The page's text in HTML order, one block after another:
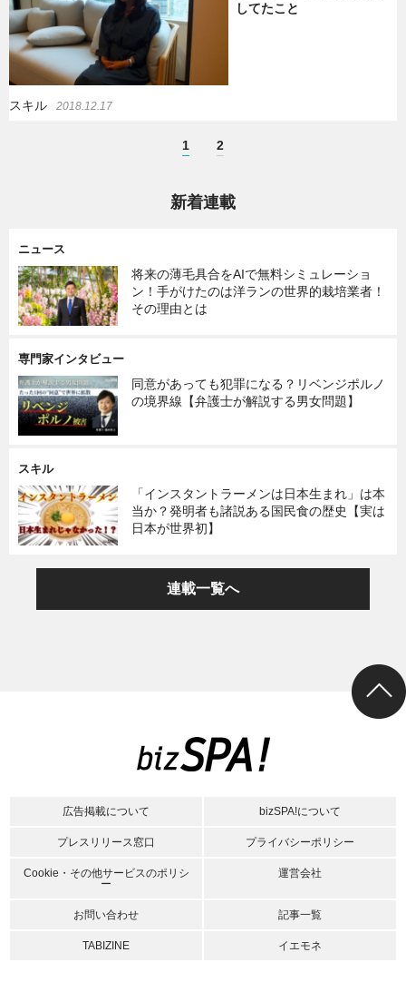
してたこと
スキル 2018.12.17
1 2
新着連載
ニュース
将来の薄毛具合をAIで無料シミュレーショ
ン！手がけたのは洋ランの世界的栽培業者！
その理由とは
専門家インタビュー
同意があっても犯罪になる？リベンジポルノ
の境界線【弁護士が解説する男女問題】
スキル
「インスタントラーメンは日本生まれ」は本
当か？発明者も諸説ある国民食の歴史【実は
日本が世界初】
連載一覧へ
広告掲載について bizSPA!について
プレスリリース窓口 プライバシーポリシー
Cookie・その他サービスのポリシ
ー
運営会社
お問い合わせ 記事一覧
TABIZINE イエモネ